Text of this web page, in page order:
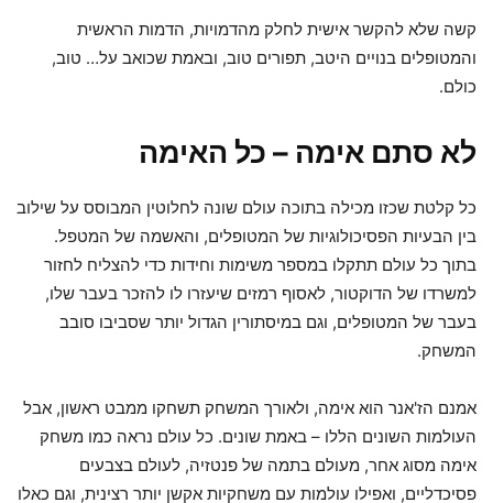
קשה שלא להקשר אישית לחלק מהדמויות, הדמות הראשית
והמטופלים בנויים היטב, תפורים טוב, ובאמת שכואב על… טוב,
כולם.
לא סתם אימה – כל האימה
כל קלטת שכזו מכילה בתוכה עולם שונה לחלוטין המבוסס על שילוב
בין הבעיות הפסיכולוגיות של המטופלים, והאשמה של המטפל.
בתוך כל עולם תתקלו במספר משימות וחידות כדי להצליח לחזור
למשרדו של הדוקטור, לאסוף רמזים שיעזרו לו להזכר בעבר שלו,
בעבר של המטופלים, וגם במיסתורין הגדול יותר שסביבו סובב
המשחק.
אמנם הז'אנר הוא אימה, ולאורך המשחק תשחקו ממבט ראשון, אבל
העולמות השונים הללו – באמת שונים. כל עולם נראה כמו משחק
אימה מסוג אחר, מעולם בתמה של פנטזיה, לעולם בצבעים
פסיכדליים, ואפילו עולמות עם משחקיות אקשן יותר רצינית, וגם כאלו